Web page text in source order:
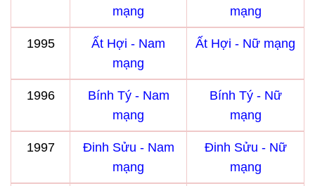
mạng
mạng
1995
Ất Hợi - Nam
mạng
Ất Hợi - Nữ mạng
1996
Bính Tý - Nam
mạng
Bính Tý - Nữ
mạng
1997
Đinh Sửu - Nam
mạng
Đinh Sửu - Nữ
mạng